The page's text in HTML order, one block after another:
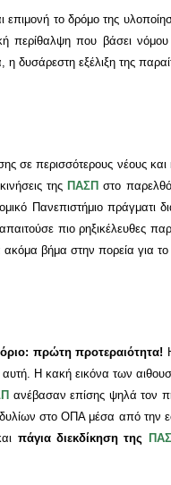
επιμονή το δρόμο της
περίθαλψη που βάσει
δυσάρεστη εξέλιξη της
σε περισσότερους νέους
της ΠΑΣΠ στο
Πανεπιστήμιο πράγματι
πιο ρηξικέλευθες
ακόμα βήμα στην πορεία για
πρώτη προτεραιότητα!
Η κακή εικόνα των
ανέβασαν επίσης ψηλά τον
στο ΟΠΑ μέσα από την
πάγια διεκδίκηση της